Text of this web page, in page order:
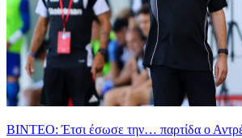
ΒΙΝΤΕΟ: Έτσι έσωσε την… παρτίδα ο